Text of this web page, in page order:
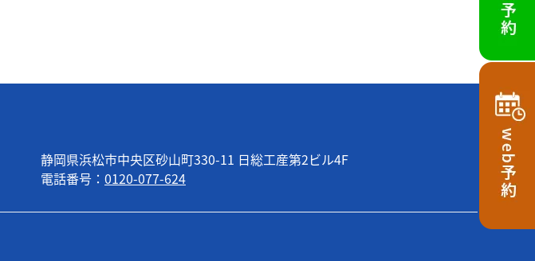
静岡県浜松市中央区砂山町330-11 日総工産第2ビル4F
電話番号： 0120-077-624